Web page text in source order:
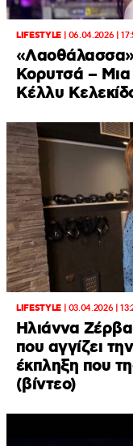
LIFESTYLE| 06.04.2026 |
Κορυτσά – Μια
Κέλλυ
LIFESTYLE| 03.04.2026 |
Ηλιάννα
που αγγίζει
έκπληξη που
(βίντεο)